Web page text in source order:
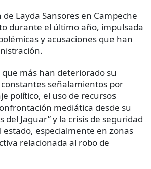
Layda Sansores en Campeche
durante el último año, impulsada
y acusaciones que han
más han deteriorado su
señalamientos por
político, el uso de recursos
mediática desde su
del Jaguar” y la crisis de seguridad
estado, especialmente en zonas
relacionada al robo de